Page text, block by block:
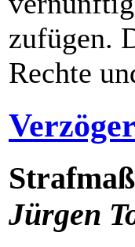
zufügen.
Rechte
Jürgen